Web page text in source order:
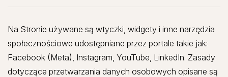
Na Stronie używane są wtyczki, widgety i inne narzędzia
społecznościowe udostępniane przez portale takie jak:
Facebook (Meta), Instagram, YouTube, LinkedIn. Zasady
dotyczące przetwarzania danych osobowych opisane są